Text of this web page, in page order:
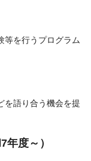
等を行うプログラム
を語り合う機会を提
度～）